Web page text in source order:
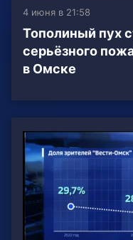
4 июня в 21:58
Тополиный пух
серьёзного
в Омске